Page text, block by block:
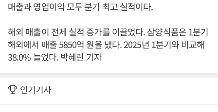
매출과 영업이익 모두 분기 최고 실적이다.
해외 매출이 전체 실적 증가를 이끌었다. 삼양식품은 1분기
해외에서 매출 5850억 원을 냈다. 2025년 1분기와 비교해
38.0% 늘었다. 박혜린 기자
인기기사